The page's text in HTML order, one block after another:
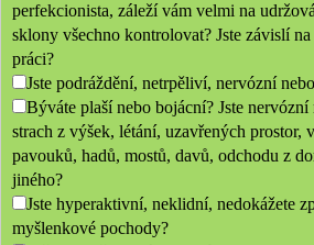
perfekcionista, záleží vám velmi na
sklony všechno kontrolovat? Jste závislí
práci?
Jste podráždění, netrpěliví, nervózní
Býváte plaší nebo bojácní? Jste
strach z výšek, létání, uzavřených prostor,
pavouků, hadů, mostů, davů, odchodu z
jiného?
Jste hyperaktivní, neklidní, nedokážete
myšlenkové pochody?